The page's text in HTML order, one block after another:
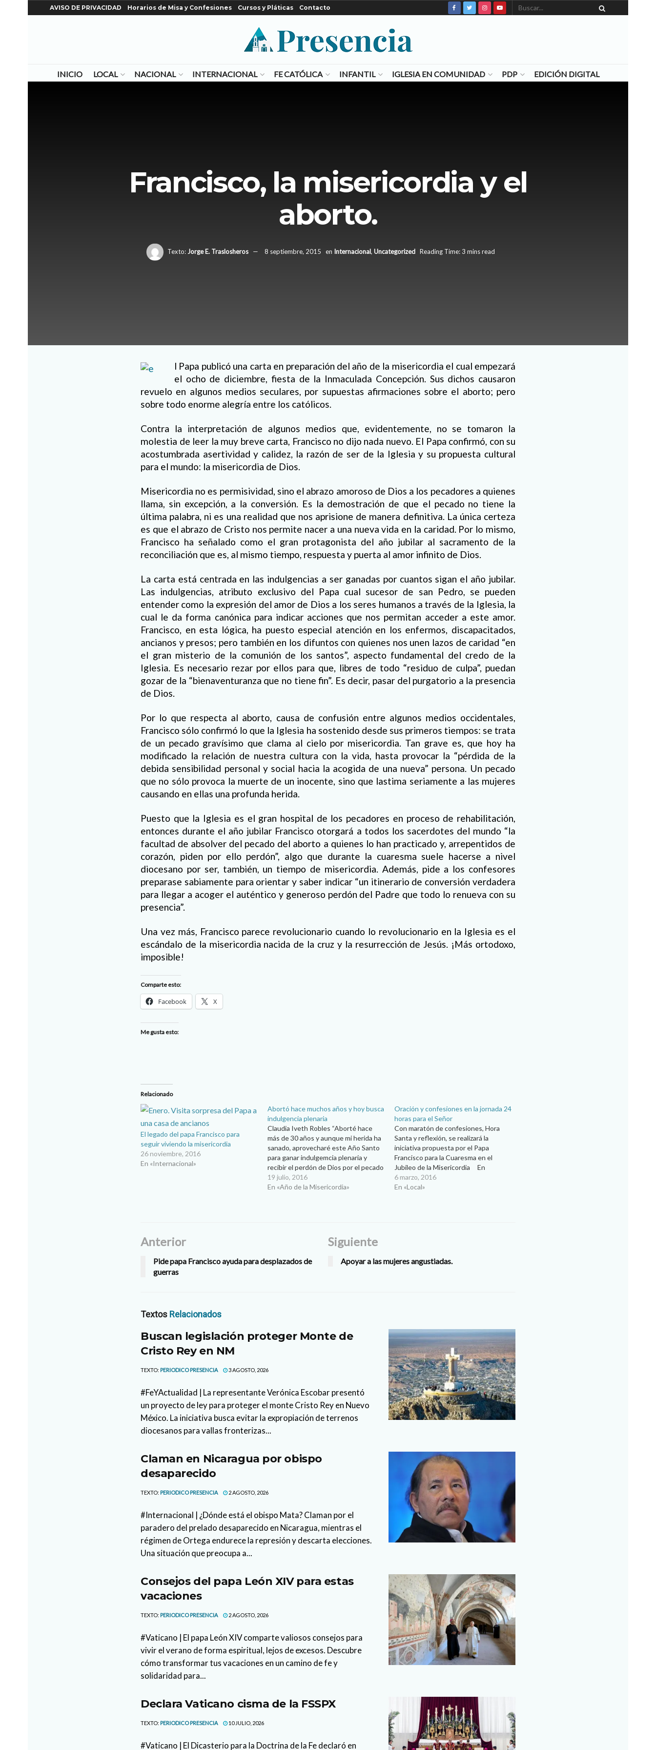
AVISO DE PRIVACIDAD Horarios de Misa y Confesiones Cursos y Pláticas Contacto
INICIO LOCAL NACIONAL INTERNACIONAL FE CATÓLICA INFANTIL IGLESIA EN COMUNIDAD PDP EDICIÓN DIGITAL
Francisco, la misericordia y el
aborto.
Texto: Jorge E. Traslosheros 8 septiembre, 2015 en Internacional, Uncategorized Reading Time: 3 mins read
l Papa publicó una carta en preparación del año de la misericordia el cual empezará
el ocho de diciembre, fiesta de la Inmaculada Concepción. Sus dichos causaron
revuelo en algunos medios seculares, por supuestas afirmaciones sobre el aborto; pero
sobre todo enorme alegría entre los católicos.
Contra la interpretación de algunos medios que, evidentemente, no se tomaron la
molestia de leer la muy breve carta, Francisco no dijo nada nuevo. El Papa confirmó, con su
acostumbrada asertividad y calidez, la razón de ser de la Iglesia y su propuesta cultural
para el mundo: la misericordia de Dios.
Misericordia no es permisividad, sino el abrazo amoroso de Dios a los pecadores a quienes
llama, sin excepción, a la conversión. Es la demostración de que el pecado no tiene la
última palabra, ni es una realidad que nos aprisione de manera definitiva. La única certeza
es que el abrazo de Cristo nos permite nacer a una nueva vida en la caridad. Por lo mismo,
Francisco ha señalado como el gran protagonista del año jubilar al sacramento de la
reconciliación que es, al mismo tiempo, respuesta y puerta al amor infinito de Dios.
La carta está centrada en las indulgencias a ser ganadas por cuantos sigan el año jubilar.
Las indulgencias, atributo exclusivo del Papa cual sucesor de san Pedro, se pueden
entender como la expresión del amor de Dios a los seres humanos a través de la Iglesia, la
cual le da forma canónica para indicar acciones que nos permitan acceder a este amor.
Francisco, en esta lógica, ha puesto especial atención en los enfermos, discapacitados,
ancianos y presos; pero también en los difuntos con quienes nos unen lazos de caridad “en
el gran misterio de la comunión de los santos”, aspecto fundamental del credo de la
Iglesia. Es necesario rezar por ellos para que, libres de todo “residuo de culpa”, puedan
gozar de la “bienaventuranza que no tiene fin”. Es decir, pasar del purgatorio a la presencia
de Dios.
Por lo que respecta al aborto, causa de confusión entre algunos medios occidentales,
Francisco sólo confirmó lo que la Iglesia ha sostenido desde sus primeros tiempos: se trata
de un pecado gravísimo que clama al cielo por misericordia. Tan grave es, que hoy ha
modificado la relación de nuestra cultura con la vida, hasta provocar la “pérdida de la
debida sensibilidad personal y social hacia la acogida de una nueva” persona. Un pecado
que no sólo provoca la muerte de un inocente, sino que lastima seriamente a las mujeres
causando en ellas una profunda herida.
Puesto que la Iglesia es el gran hospital de los pecadores en proceso de rehabilitación,
entonces durante el año jubilar Francisco otorgará a todos los sacerdotes del mundo “la
facultad de absolver del pecado del aborto a quienes lo han practicado y, arrepentidos de
corazón, piden por ello perdón”, algo que durante la cuaresma suele hacerse a nivel
diocesano por ser, también, un tiempo de misericordia. Además, pide a los confesores
preparase sabiamente para orientar y saber indicar “un itinerario de conversión verdadera
para llegar a acoger el auténtico y generoso perdón del Padre que todo lo renueva con su
presencia”.
Una vez más, Francisco parece revolucionario cuando lo revolucionario en la Iglesia es el
escándalo de la misericordia nacida de la cruz y la resurrección de Jesús. ¡Más ortodoxo,
imposible!
Comparte esto:
Facebook X
Me gusta esto:
Relacionado
El legado del papa Francisco para
seguir viviendo la misericordia
26 noviembre, 2016
En «Internacional»
Abortó hace muchos años y hoy busca
indulgencia plenaria
Claudia Iveth Robles “Aborté hace
más de 30 años y aunque mi herida ha
sanado, aprovecharé este Año Santo
para ganar indulgemcia plenaria y
recibir el perdón de Dios por el pecado
cometido, porque Dios es
misericordioso”. Estas son las palabras
19 julio, 2016
En «Año de la Misericordia»
Oración y confesiones en la jornada 24
horas para el Señor
Con maratón de confesiones, Hora
Santa y reflexión, se realizará la
iniciativa propuesta por el Papa
Francisco para la Cuaresma en el
Jubileo de la Misericordia En
respuesta a la iniciativa del Papa
Francisco para vivir la Cuaresma en el
6 marzo, 2016
En «Local»
Anterior
Pide papa Francisco ayuda para desplazados de
guerras
Siguiente
Apoyar a las mujeres angustiadas.
Textos Relacionados
Buscan legislación proteger Monte de
Cristo Rey en NM
TEXTO: PERIODICO PRESENCIA 3 AGOSTO, 2026
#FeYActualidad | La representante Verónica Escobar presentó
un proyecto de ley para proteger el monte Cristo Rey en Nuevo
México. La iniciativa busca evitar la expropiación de terrenos
diocesanos para vallas fronterizas...
Claman en Nicaragua por obispo
desaparecido
TEXTO: PERIODICO PRESENCIA 2 AGOSTO, 2026
#Internacional | ¿Dónde está el obispo Mata? Claman por el
paradero del prelado desaparecido en Nicaragua, mientras el
régimen de Ortega endurece la represión y descarta elecciones.
Una situación que preocupa a...
Consejos del papa León XIV para estas
vacaciones
TEXTO: PERIODICO PRESENCIA 2 AGOSTO, 2026
#Vaticano | El papa León XIV comparte valiosos consejos para
vivir el verano de forma espiritual, lejos de excesos. Descubre
cómo transformar tus vacaciones en un camino de fe y
solidaridad para...
Declara Vaticano cisma de la FSSPX
TEXTO: PERIODICO PRESENCIA 10 JULIO, 2026
#Vaticano | El Dicasterio para la Doctrina de la Fe declaró en